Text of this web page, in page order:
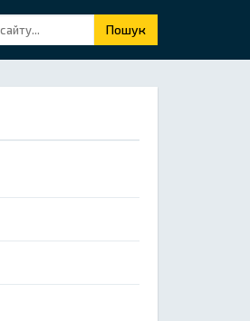
Пошук